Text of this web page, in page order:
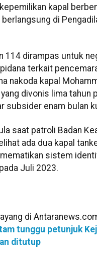
kapal
di
114 dirampas untuk
terkait
nakoda kapal
divonis lima tahun
subsider enam bulan
saat patroli Badan
ada dua kapal
sistem
Juli 2023.
di
tunggu petunjuk
ditutup